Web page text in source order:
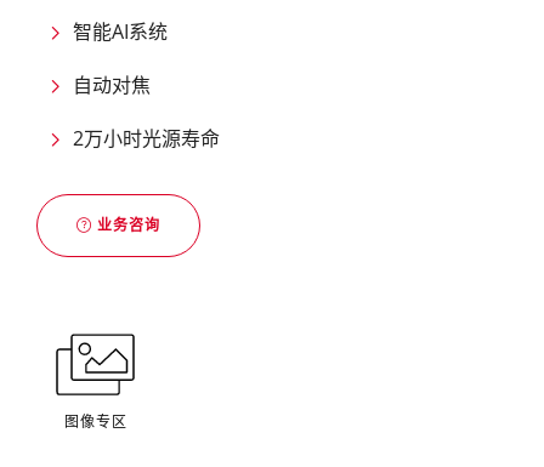
智能AI系统
自动对焦
2万小时光源寿命
业务咨询
图像专区